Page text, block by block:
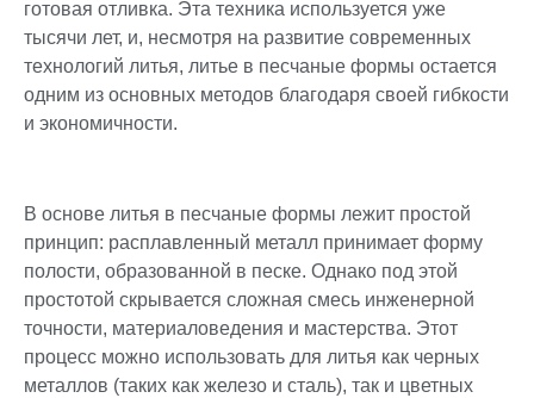
готовая отливка. Эта техника используется уже
тысячи лет, и, несмотря на развитие современных
технологий литья, литье в песчаные формы остается
одним из основных методов благодаря своей гибкости
и экономичности.
В основе литья в песчаные формы лежит простой
принцип: расплавленный металл принимает форму
полости, образованной в песке. Однако под этой
простотой скрывается сложная смесь инженерной
точности, материаловедения и мастерства. Этот
процесс можно использовать для литья как черных
металлов (таких как железо и сталь), так и цветных